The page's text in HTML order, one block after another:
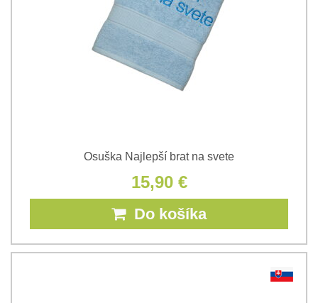
Osuška Najlepší brat na svete
15,90 €
Do košíka